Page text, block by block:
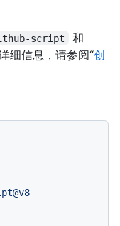
script 和
细信息，请参阅“创